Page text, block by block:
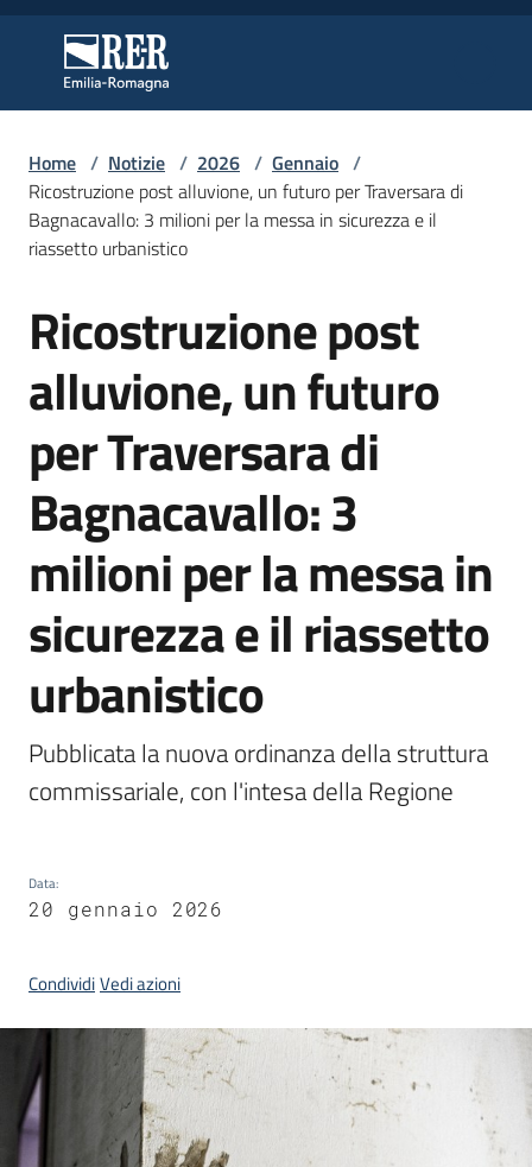
Regione Emilia-Romagna
Regione Emilia-Romagna
Regione
Servizi
Leggi
Atti
Bandi
Argomenti
Campagne
di
comunicazione
Seguici
Home / Notizie / 2026 / Gennaio /
Ricostruzione post alluvione, un futuro per Traversara di
Bagnacavallo: 3 milioni per la messa in sicurezza e il
riassetto urbanistico
Salta al contenuto
Ricostruzione post
alluvione, un futuro
per Traversara di
Bagnacavallo: 3
milioni per la messa in
sicurezza e il riassetto
urbanistico
Pubblicata la nuova ordinanza della struttura
commissariale, con l'intesa della Regione
Data:
20 gennaio 2026
CondividiVedi azioni